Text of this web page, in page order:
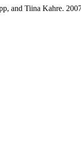
and Tiina Kahre.